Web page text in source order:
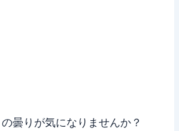
曇りが気になりませんか？